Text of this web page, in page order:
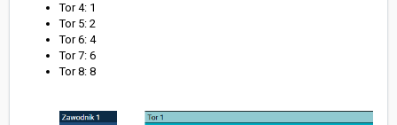
Tor 4: 1
Tor 5: 2
Tor 6: 4
Tor 7: 6
Tor 8: 8